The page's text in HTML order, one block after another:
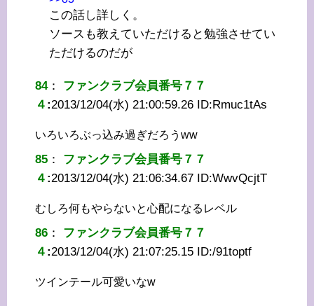
この話し詳しく。
ソースも教えていただけると勉強させてい
ただけるのだが
84： ファンクラブ会員番号７７
４ :2013/12/04(水) 21:00:59.26 ID:Rmuc1tAs
いろいろぶっ込み過ぎだろうww
85 ： ファンクラブ会員番号７７
４ :2013/12/04(水) 21:06:34.67 ID:WwvQcjtT
むしろ何もやらないと心配になるレベル
86 ： ファンクラブ会員番号７７
４ :2013/12/04(水) 21:07:25.15 ID:/91toptf
ツインテール可愛いなw